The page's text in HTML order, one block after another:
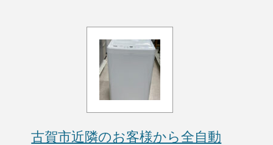
古賀市近隣のお客様から全自動